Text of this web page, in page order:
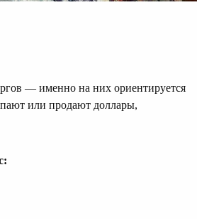
— именно на них ориентируется
или продают доллары,